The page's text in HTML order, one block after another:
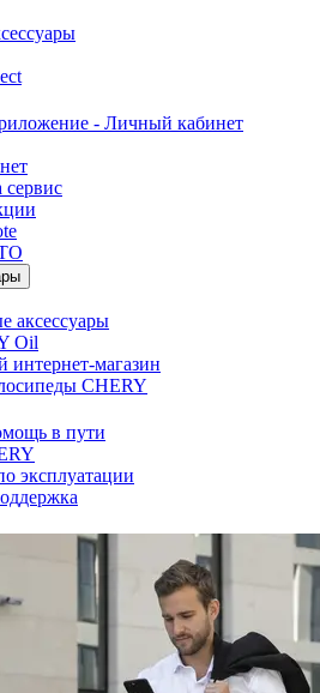
- Личный кабинет
сервис
аксессуары
Oil
магазин
CHERY
в пути
эксплуатации